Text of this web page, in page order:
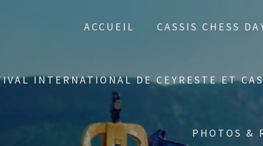
ACCUEIL CASSIS CHESS
INTERNATIONAL DE CEYRESTE ET
PHOTOS &